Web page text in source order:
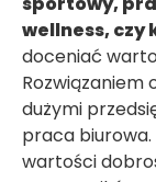
wellness, czy
doceniać
Rozwiązaniem
dużymi
praca
wartości